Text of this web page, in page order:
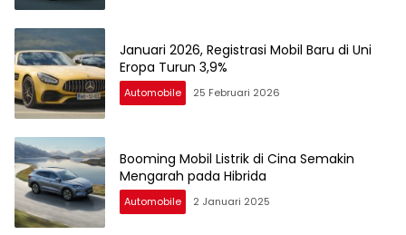
Januari 2026, Registrasi Mobil Baru di Uni
Eropa Turun 3,9%
Automobile 25 Februari 2026
Booming Mobil Listrik di Cina Semakin
Mengarah pada Hibrida
Automobile 2 Januari 2025